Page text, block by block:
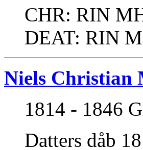
CHR: RIN
DEAT: RIN
Niels Christian
1814 - 1846
Datters dåb